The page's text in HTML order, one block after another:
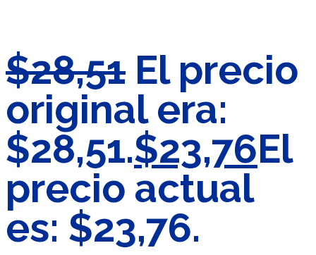
$28,51 El precio
original era:
$28,51.$23,76El
precio actual
es: $23,76.